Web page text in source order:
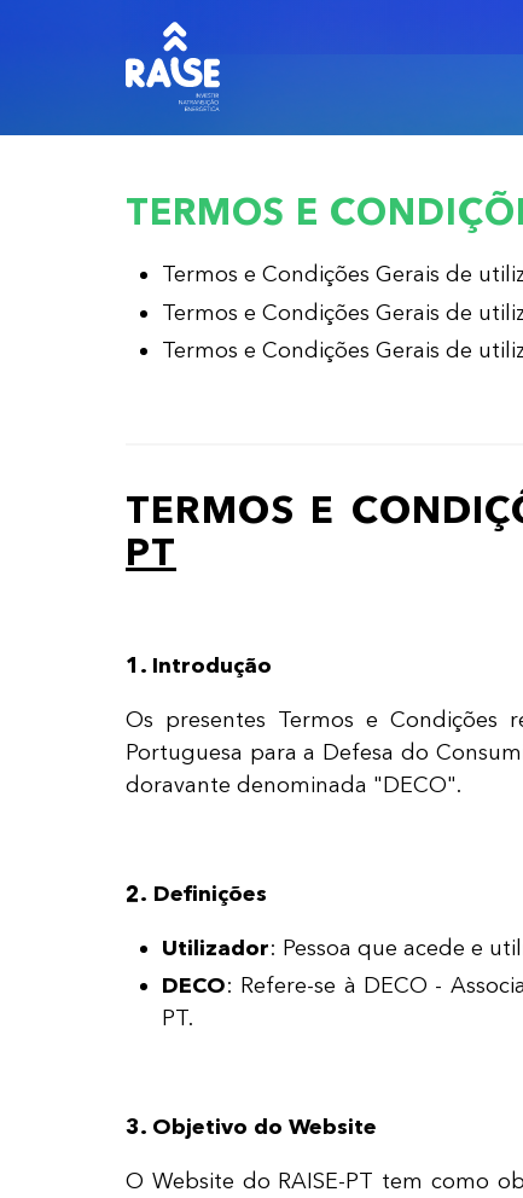
TERMOS E
Termos e Condições Gerais de
Termos e Condições Gerais de
Termos e Condições Gerais de
TERMOS E
PT
1. Introdução
Os presentes Termos e Condições
Portuguesa para a Defesa do
doravante denominada "DECO".
2. Definições
Utilizador: Pessoa que acede e
DECO: Refere-se à DECO -
PT.
3. Objetivo do Website
O Website do RAISE-PT tem como